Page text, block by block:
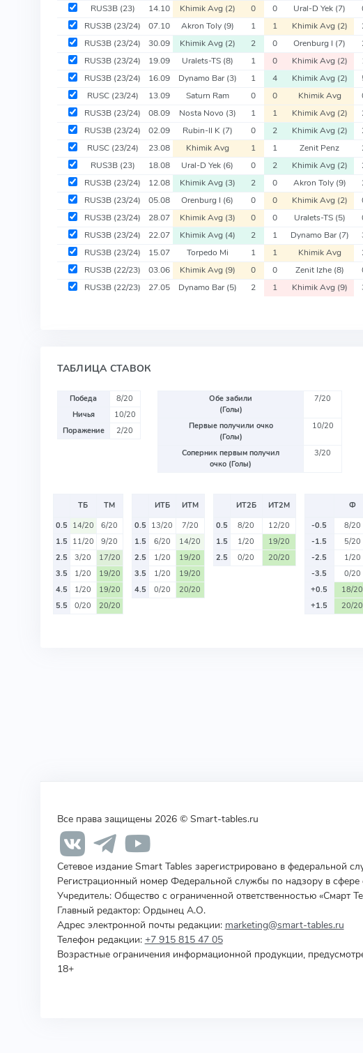
RUS3B (23) 14.10 Khimik Avg (2) 0 0 Ural-D Yek (7)
RUS3B (23/24) 07.10 Akron Toly (9) 1 1 Khimik Avg (2)
RUS3B (23/24) 30.09 Khimik Avg (2) 2 0 Orenburg I (7)
RUS3B (23/24) 19.09 Uralets-TS (8) 1 0 Khimik Avg (2)
RUS3B (23/24) 16.09 Dynamo Bar(3) 1 4 Khimik Avg (2)
RUSC (23/24) 13.09 Saturn Ram 0 0 Khimik Avg
RUS3B (23/24) 08.09 Nosta Novo (3) 1 1 Khimik Avg (2)
RUS3B (23/24) 02.09 Rubin-II K (7) 0 2 Khimik Avg (2)
RUSC (23/24) 23.08 Khimik Avg 1 1 Zenit Penz
RUS3B (23) 18.08 Ural-D Yek (6) 0 2 Khimik Avg (2)
RUS3B (23/24) 12.08 Khimik Avg (3) 2 0 Akron Toly (9)
RUS3B (23/24) 05.08 Orenburg I (6) 0 0 Khimik Avg (2)
RUS3B (23/24) 28.07 Khimik Avg (3) 0 0 Uralets-TS (5)
RUS3B (23/24) 22.07 Khimik Avg (4) 2 1 Dynamo Bar(7)
RUS3B (23/24) 15.07 Torpedo Mi 1 1 Khimik Avg
RUS3B (22/23) 03.06 Khimik Avg (9) 0 0 Zenit Izhe (8)
RUS3B (22/23) 27.05 Dynamo Bar(5) 2 1 Khimik Avg (9)
ТАБЛИЦА СТАВОК
Победа
8/20
Ничья
10/20
Поражение
2/20
Обе забили
(Голы)
7/20
Первые получили очко
(Голы)
10/20
Соперник первым получил
очко (Голы)
3/20
ТБ
ТМ
0.5 14/20
6/20
1.5 11/20
9/20
2.5
3/20
17/20
3.5
1/20
19/20
4.5
1/20
19/20
5.5
0/20 20/20
ИТБ
ИТМ
0.5 13/20
7/20
1.5
6/20
14/20
2.5
1/20
19/20
3.5
1/20
19/20
4.5
0/20 20/20
ИТ2Б
ИТ2М
0.5
8/20
12/20
1.5
1/20
19/20
2.5
0/20 20/20
Ф
-0.5
8/20
-1.5
5/20
-2.5
1/20
-3.5
0/20
+0.5
18/20
+1.5
20/20
Все права защищены 2026 © Smart-tables.ru
Сетевое издание Smart Tables зарегистрировано в федеральной
Регистрационный номер Федеральной службы по надзору в
Учредитель: Общество с ограниченной ответственностью «Смарт
Главный редактор: Ордынец А.О.
Адрес электронной почты редакции: marketing@smart-tables.ru
Телефон редакции: +7 915 815 47 05
Возрастные ограничения информационной продукции,
18+